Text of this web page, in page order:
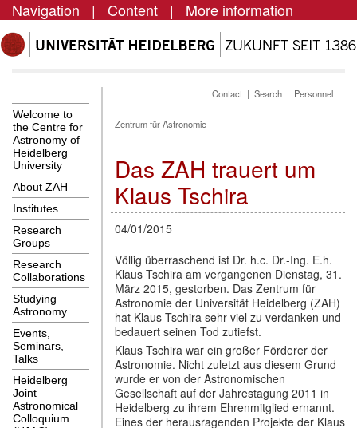
Navigation | Content | More information
Welcome to
the Centre for
Astronomy of
Heidelberg
University
About ZAH
Institutes
Research
Groups
Research
Collaborations
Studying
Astronomy
Events,
Seminars,
Talks
Heidelberg
Joint
Astronomical
Colloquium
Contact | Search | Personnel |
Zentrum für Astronomie
Das ZAH trauert um
Klaus Tschira
04/01/2015
Völlig überraschend ist Dr. h.c. Dr.-Ing. E.h.
Klaus Tschira am vergangenen Dienstag, 31.
März 2015, gestorben. Das Zentrum für
Astronomie der Universität Heidelberg (ZAH)
hat Klaus Tschira sehr viel zu verdanken und
bedauert seinen Tod zutiefst.
Klaus Tschira war ein großer Förderer der
Astronomie. Nicht zuletzt aus diesem Grund
wurde er von der Astronomischen
Gesellschaft auf der Jahrestagung 2011 in
Heidelberg zu ihrem Ehrenmitglied ernannt.
Eines der herausragenden Projekte der Klaus